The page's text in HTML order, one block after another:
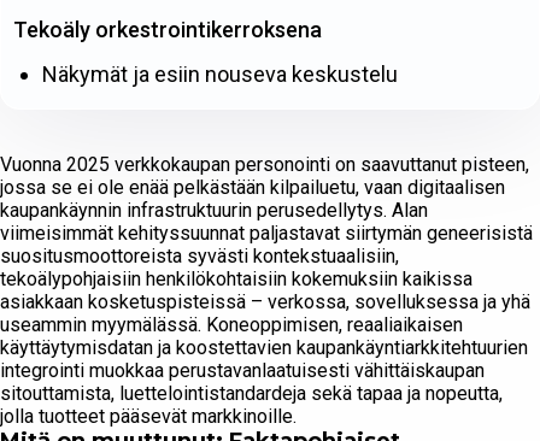
Vuonna 2025 verkkokaupan personointi on saavuttanut pisteen,
jossa se ei ole enää pelkästään kilpailuetu, vaan digitaalisen
kaupankäynnin infrastruktuurin perusedellytys. Alan
viimeisimmät kehityssuunnat paljastavat siirtymän geneerisistä
suositusmoottoreista syvästi kontekstuaalisiin,
tekoälypohjaisiin henkilökohtaisiin kokemuksiin kaikissa
asiakkaan kosketuspisteissä – verkossa, sovelluksessa ja yhä
useammin myymälässä. Koneoppimisen, reaaliaikaisen
käyttäytymisdatan ja koostettavien kaupankäyntiarkkitehtuurien
integrointi muokkaa perustavanlaatuisesti vähittäiskaupan
sitouttamista, luettelointistandardeja sekä tapaa ja nopeutta,
jolla tuotteet pääsevät markkinoille.
Tekoäly orkestrointikerroksena
Näkymät ja esiin nouseva keskustelu